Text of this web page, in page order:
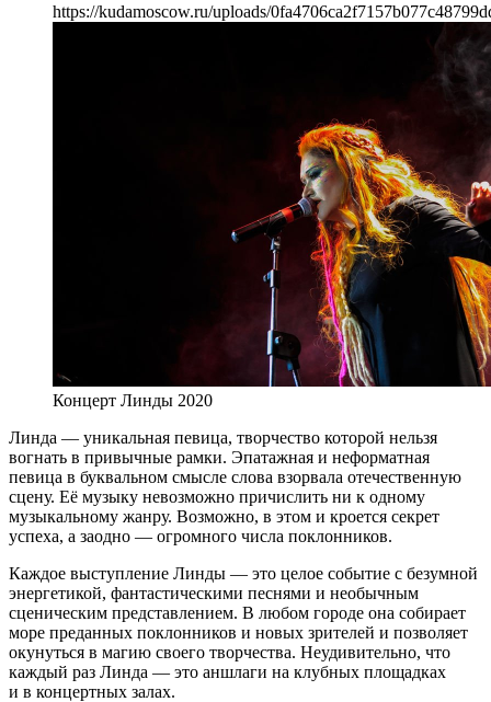
https://kudamoscow.ru/uploads/
Концерт Линды 2020
Линда — уникальная певица, творчество которой нельзя
вогнать в привычные рамки. Эпатажная и неформатная
певица в буквальном смысле слова взорвала отечественную
сцену. Её музыку невозможно причислить ни к одному
музыкальному жанру. Возможно, в этом и кроется секрет
успеха, а заодно — огромного числа поклонников.
Каждое выступление Линды — это целое событие с безумной
энергетикой, фантастическими песнями и необычным
сценическим представлением. В любом городе она собирает
море преданных поклонников и новых зрителей и позволяет
окунуться в магию своего творчества. Неудивительно, что
каждый раз Линда — это аншлаги на клубных площадках
и в концертных залах.